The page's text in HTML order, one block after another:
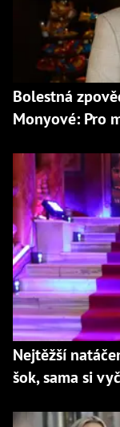
Bolestná
Monyové: Pro
Nejtěžší
šok, sama si